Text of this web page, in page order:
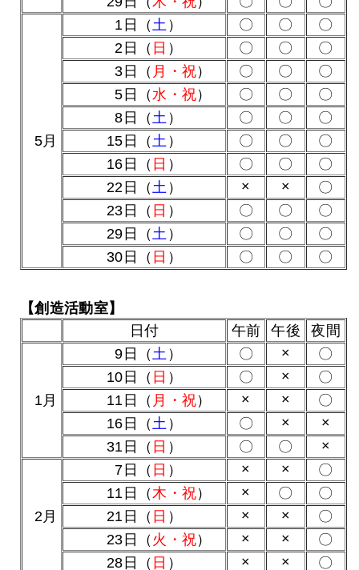
5月
1日（土 ） 〇 〇
〇
02日（ 日 ） 〇 〇
〇
03日（ 月・祝） 〇 〇
〇
05日（水・祝） 〇 〇
〇
08日（土 ） 〇 〇
〇
15日（土 ） 〇 〇
〇
16日（ 日 ） 〇 〇
〇
22日（土 ） × ×
〇
23日（ 日 ） 〇 〇
〇
29日（土 ） 〇 〇
〇
30日（ 日 ） 〇 〇 〇
【創造活動室】
日付
午前 午後 夜間
1月
09日（土 ） 〇 ×
〇
10日（ 日 ） 〇 ×
〇
11日（ 月・祝） × ×
〇
16日（土 ） 〇 ×
×
31日（ 日 ） 〇 〇 ×
2月
7日（ 日 ） × ×
〇
11日（木・祝） × 〇
〇
21日（ 日 ） × ×
〇
23日（ 火・祝） × ×
〇
28日（ 日 ） × × 〇